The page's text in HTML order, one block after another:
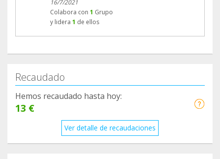
16/7/2021
Colabora con 1 Grupo
y lidera 1 de ellos
Recaudado
Hemos recaudado hasta hoy:
13 €
Ver detalle de recaudaciones